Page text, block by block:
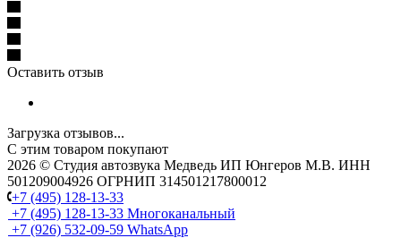
Оставить отзыв
Загрузка отзывов...
С этим товаром покупают
2026 © Cтудия автозвука Медведь ИП Юнгеров М.В. ИНН
501209004926 ОГРНИП 314501217800012
+7 (495) 128-13-33
+7 (495) 128-13-33 Многоканальный
+7 (926) 532-09-59 WhatsApp